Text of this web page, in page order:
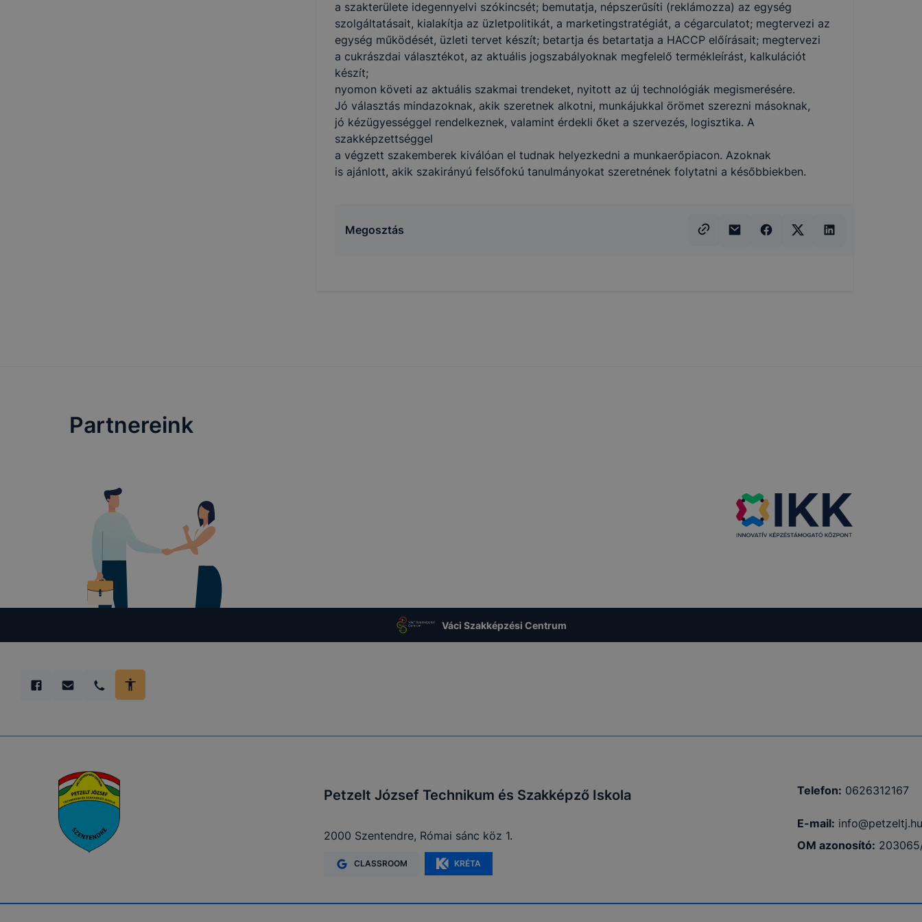
a szakterülete idegennyelvi szókincsét; bemutatja, népszerűsíti (reklámozza) az egység
szolgáltatásait, kialakítja az üzletpolitikát, a marketingstratégiát, a cégarculatot; megtervezi az
egység működését, üzleti tervet készít; betartja és betartatja a HACCP előírásait; megtervezi
a cukrászdai választékot, az aktuális jogszabályoknak megfelelő termékleírást, kalkulációt
készít;
nyomon követi az aktuális szakmai trendeket, nyitott az új technológiák megismerésére.
Jó választás mindazoknak, akik szeretnek alkotni, munkájukkal örömet szerezni másoknak,
jó kézügyességgel rendelkeznek, valamint érdekli őket a szervezés, logisztika. A
szakképzettséggel
a végzett szakemberek kiválóan el tudnak helyezkedni a munkaerőpiacon. Azoknak
is ajánlott, akik szakirányú felsőfokú tanulmányokat szeretnének folytatni a későbbiekben.
Megosztás
Partnereink
Váci Szakképzési Centrum
Petzelt József Technikum és Szakképző Iskola
2000 Szentendre, Római sánc köz 1.
CLASSROOM KRÉTA
Telefon: 0626312167
E-mail: info@petzeltj.hu
OM azonosító:
tervezettől eltérően fog működni böngészőjében.